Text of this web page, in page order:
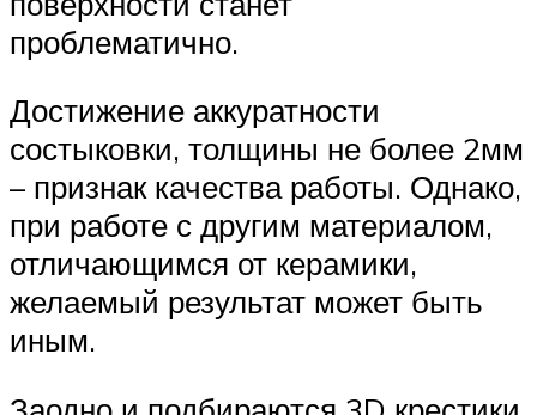
проблематично.
Достижение аккуратности
состыковки, толщины не более 2мм
– признак качества работы. Однако,
при работе с другим материалом,
отличающимся от керамики,
желаемый результат может быть
иным.